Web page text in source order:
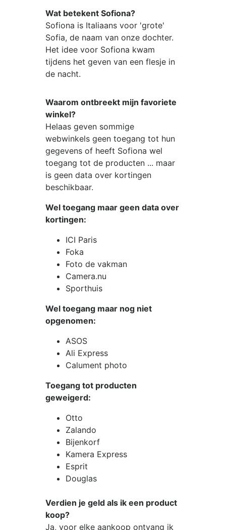
Wat betekent Sofiona?
Sofiona is Italiaans voor 'grote'
Sofia, de naam van onze dochter.
Het idee voor Sofiona kwam
tijdens het geven van een flesje in
de nacht.
Waarom ontbreekt mijn favoriete
winkel?
Helaas geven sommige
webwinkels geen toegang tot hun
gegevens of heeft Sofiona wel
toegang tot de producten ... maar
is geen data over kortingen
beschikbaar.
Wel toegang maar geen data over
kortingen:
ICI Paris
Foka
Foto de vakman
Camera.nu
Sporthuis
Wel toegang maar nog niet
opgenomen:
ASOS
Ali Express
Calument photo
Toegang tot producten
geweigerd:
Otto
Zalando
Bijenkorf
Kamera Express
Esprit
Douglas
Verdien je geld als ik een product
koop?
Ja, voor elke aankoop ontvang ik